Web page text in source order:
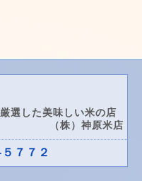
選した美味しい米の店
（株）神原米店
７７２